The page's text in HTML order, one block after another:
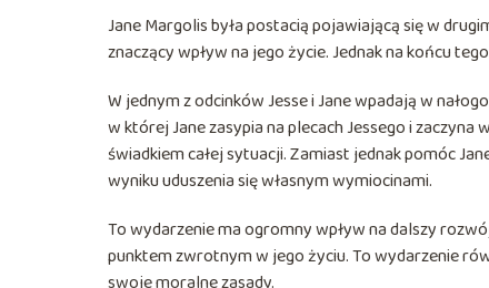
Jane Margolis była postacią pojawiającą się w
znaczący wpływ na jego życie. Jednak na końcu
W jednym z odcinków Jesse i Jane wpadają w
w której Jane zasypia na plecach Jessego i
świadkiem całej sytuacji. Zamiast jednak pomóc
wyniku uduszenia się własnym wymiocinami.
To wydarzenie ma ogromny wpływ na dalszy
punktem zwrotnym w jego życiu. To wydarzenie
swoje moralne zasady.